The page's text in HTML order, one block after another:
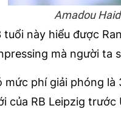
Amadou
tuổi này hiểu được
mà người ta
mức phí giải phóng
của RB Leipzig trước